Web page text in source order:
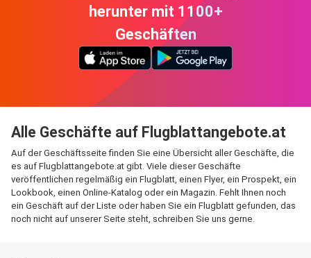
herunter mit 1100+
Geschäften
Alle Geschäfte auf Flugblattangebote.at
Auf der Geschäftsseite finden Sie eine Übersicht aller Geschäfte, die
es auf Flugblattangebote.at gibt. Viele dieser Geschäfte
veröffentlichen regelmäßig ein Flugblatt, einen Flyer, ein Prospekt, ein
Lookbook, einen Online-Katalog oder ein Magazin. Fehlt Ihnen noch
ein Geschäft auf der Liste oder haben Sie ein Flugblatt gefunden, das
noch nicht auf unserer Seite steht, schreiben Sie uns gerne.